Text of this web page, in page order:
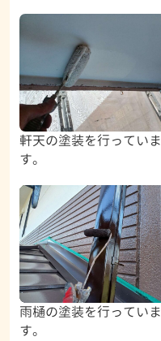
軒天の塗装を行っていま
す。
雨樋の塗装を行っていま
す。